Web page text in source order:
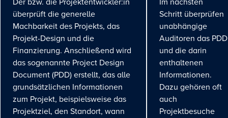
Der bzw. die Projektentwickler:in
überprüft die generelle
Machbarkeit des Projekts, das
Projekt-Design und die
Finanzierung. Anschließend wird
das sogenannte Project Design
Document (PDD) erstellt, das alle
grundsätzlichen Informationen
zum Projekt, beispielsweise das
Projektziel, den Standort, wann
Im nächsten
Schritt überprüfen
unabhängige
Auditoren das PDD
und die darin
enthaltenen
Informationen.
Dazu gehören oft
auch
Projektbesuche